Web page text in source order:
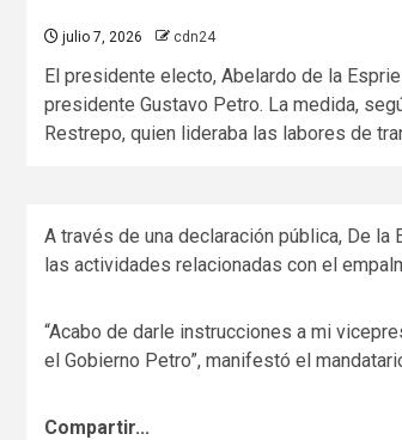
julio 7, 2026 cdn24
El presidente electo, Abelardo de la
presidente Gustavo Petro. La medida,
Restrepo, quien lideraba las labores de
A través de una declaración pública, De
las actividades relacionadas con el
“Acabo de darle instrucciones a mi
el Gobierno Petro”, manifestó el
Compartir...